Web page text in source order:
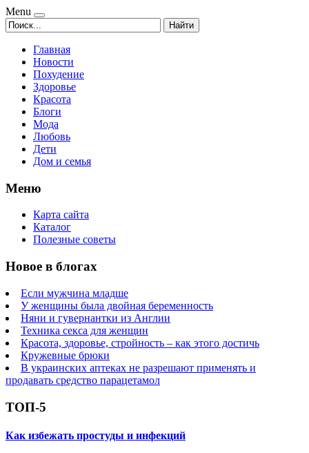
Menu
Найти
Главная
Новости
Похудение
Здоровье
Красота
Блоги
Мода
Любовь
Дети
Дом и семья
Меню
Карта сайта
Каталог
Полезные советы
Новое в блогах
Если мужчина младше
У женщины была двойная беременность
Няни и гувернантки из Англии
Техника секса для женщин
Красота, здоровье, стройность – как этого достичь
Кружевные брюки
В украинских аптеках не разрешают применять и
продавать средство парацетамол
ТОП-5
Как избежать простуды и инфекций